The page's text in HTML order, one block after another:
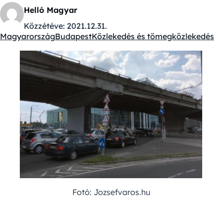
Helló Magyar
Közzétéve: 2021.12.31.
Kategóriák:
MagyarországBudapestKözlekedés és tömegközlekedés
Fotó: Jozsefvaros.hu